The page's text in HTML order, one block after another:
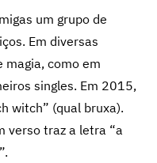
um grupo de
Em diversas
magia, como em
singles. Em 2015,
witch” (qual bruxa).
verso traz a letra “a